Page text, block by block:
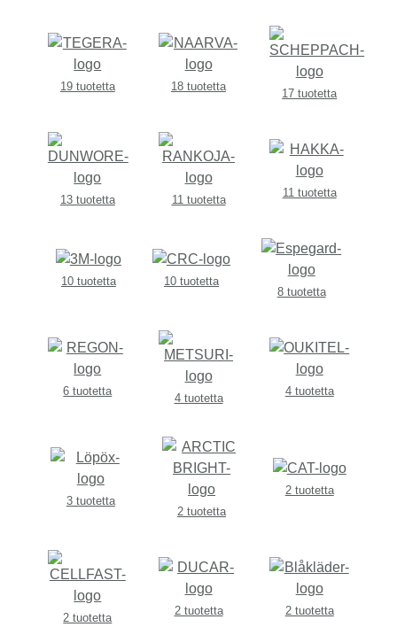
19 tuotetta 18 tuotetta
17 tuotetta
13 tuotetta 11 tuotetta
11 tuotetta
10 tuotetta
10 tuotetta
8 tuotetta
6 tuotetta
4 tuotetta
4 tuotetta
3 tuotetta
2 tuotetta
2 tuotetta
2 tuotetta
2 tuotetta 2 tuotetta